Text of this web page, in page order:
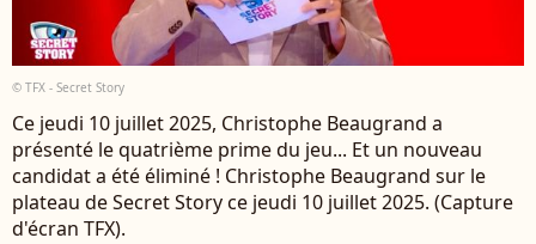
© TFX - Secret Story
Ce jeudi 10 juillet 2025, Christophe Beaugrand a
présenté le quatrième prime du jeu... Et un nouveau
candidat a été éliminé ! Christophe Beaugrand sur le
plateau de Secret Story ce jeudi 10 juillet 2025. (Capture
d'écran TFX).